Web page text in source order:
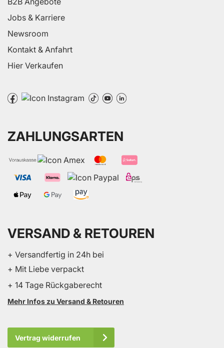
Jobs & Karriere
Newsroom
Kontakt & Anfahrt
Hier Verkaufen
ZAHLUNGSARTEN
VERSAND & RETOUREN
+ Versandfertig in 24h bei
+ Mit Liebe verpackt
+ 14 Tage Rückgaberecht
Mehr Infos zu Versand & Retouren
Vertrag widerrufen